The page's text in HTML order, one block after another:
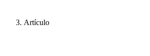
Artículo